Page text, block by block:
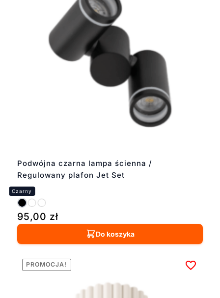
Podwójna czarna lampa ścienna /
Regulowany plafon Jet Set
95,00 zł
Do koszyka
PROMOCJA!